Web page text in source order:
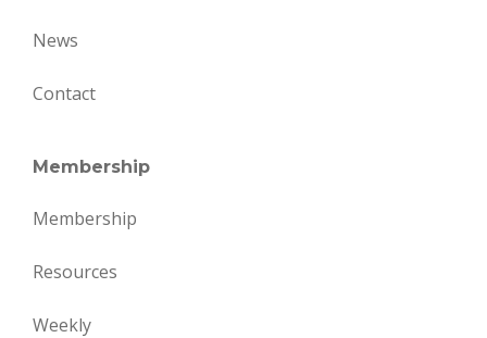
News
Contact
Membership
Membership
Resources
Weekly